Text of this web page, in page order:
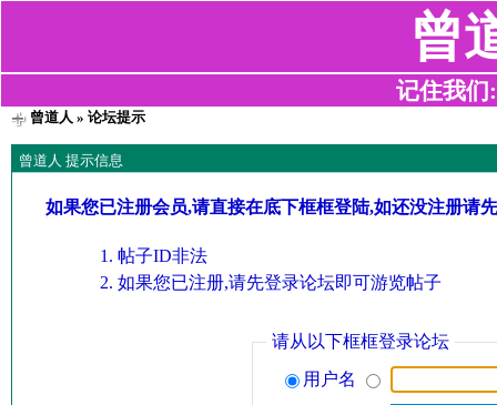
曾
记住我们
曾道人 » 论坛提示
曾道人 提示信息
如果您已注册会员,请直接在底下框框登陆,如还没注册请
帖子ID非法
如果您已注册,请先登录论坛即可游览帖子
请从以下框框登录论坛
用户名